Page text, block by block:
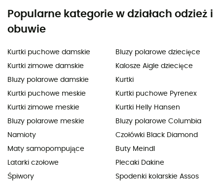
Popularne kategorie w działach odzież i
obuwie
Kurtki puchowe damskie
Kurtki zimowe damskie
Bluzy polarowe damskie
Kurtki puchowe meskie
Kurtki zimowe meskie
Bluzy polarowe meskie
Namioty
Maty samopompujące
Latarki czołowe
Śpiwory
Bluzy polarowe dziecięce
Kalosze Aigle dziecięce
Kurtki
Kurtki puchowe Pyrenex
Kurtki Helly Hansen
Bluzy polarowe Columbia
Czołówki Black Diamond
Buty Meindl
Plecaki Dakine
Spodenki kolarskie Assos